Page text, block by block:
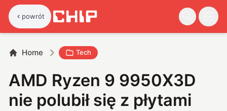
powrót
Home Tech
AMD Ryzen 9 9950X3D
nie polubił się z płytami